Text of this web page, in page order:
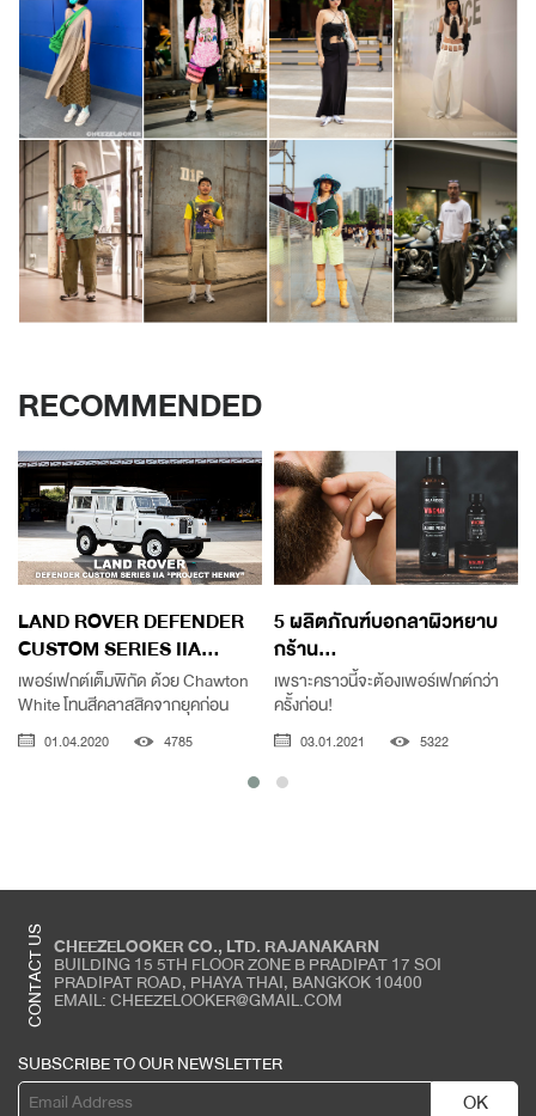
RECOMMENDED
LAND ROVER DEFENDER
CUSTOM SERIES IIA...
เพอร์เฟกต์เต็มพิกัด ด้วย Chawton
White โทนสีคลาสสิคจากยุคก่อน
01.04.2020 4785
5 ผลิตภัณฑ์บอกลาผิวหยาบ
กร้าน...
เพราะคราวนี้จะต้องเพอร์เฟกต์กว่า
ครั้งก่อน!
03.01.2021 5322
CONTACT US CHEEZELOOKER CO., LTD. RAJANAKARN
BUILDING 15 5TH FLOOR ZONE B PRADIPAT 17 SOI
PRADIPAT ROAD, PHAYA THAI, BANGKOK 10400
EMAIL: CHEEZELOOKER@GMAIL.COM
SUBSCRIBE TO OUR NEWSLETTER
OK